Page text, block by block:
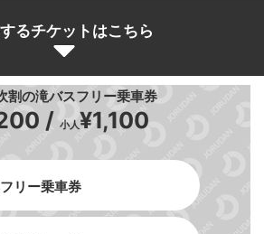
るチケットはこちら
割の滝バスフリー乗車券
/小人¥1,100
リー乗車券